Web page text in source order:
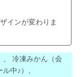
インが変わりま
、冷凍みかん（会
中♪）